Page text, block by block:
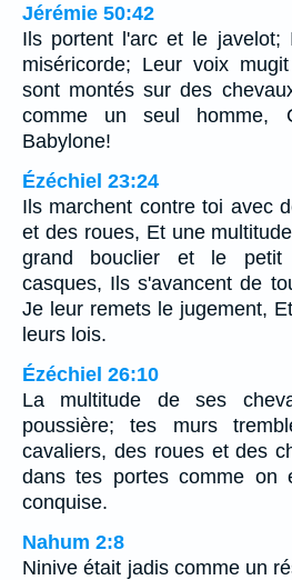
Jérémie 50:42
Ils portent l'arc et le javelot;
miséricorde; Leur voix
sont montés sur des
comme un seul homme,
Babylone!
Ézéchiel 23:24
Ils marchent contre toi avec
et des roues, Et une
grand bouclier et le petit
casques, Ils s'avancent de
Je leur remets le jugement,
leurs lois.
Ézéchiel 26:10
La multitude de ses
poussière; tes murs
cavaliers, des roues et des
dans tes portes comme on
conquise.
Nahum 2:8
Ninive était jadis comme un